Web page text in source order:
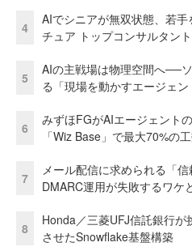
4
AIでシニアが無双状態、若
チュア トップコンサルタント
5
AIの主戦場は物理空間へ──
る「現場を動かすエージェン
6
みずほFGがAIエージェント
「Wiz Base」で最大70%の
7
メール配信に求められる「
DMARC運用が失敗するワケ
8
Honda／三菱UFJ信託銀行が
させたSnowflake基盤構築